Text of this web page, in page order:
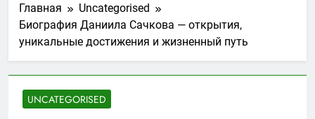
Главная
Uncategorised
Биография Даниила Сачкова — открытия,
уникальные достижения и жизненный путь
UNCATEGORISED